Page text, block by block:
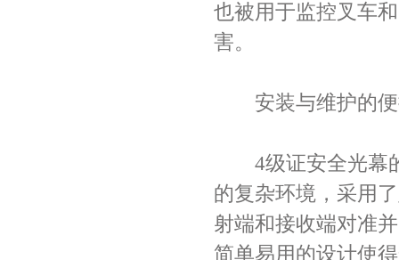
也被用于监控叉车
害。
安装与维护的便
4级证安全光幕的
的复杂环境，采用
射端和接收端对准
简单易用的设计使